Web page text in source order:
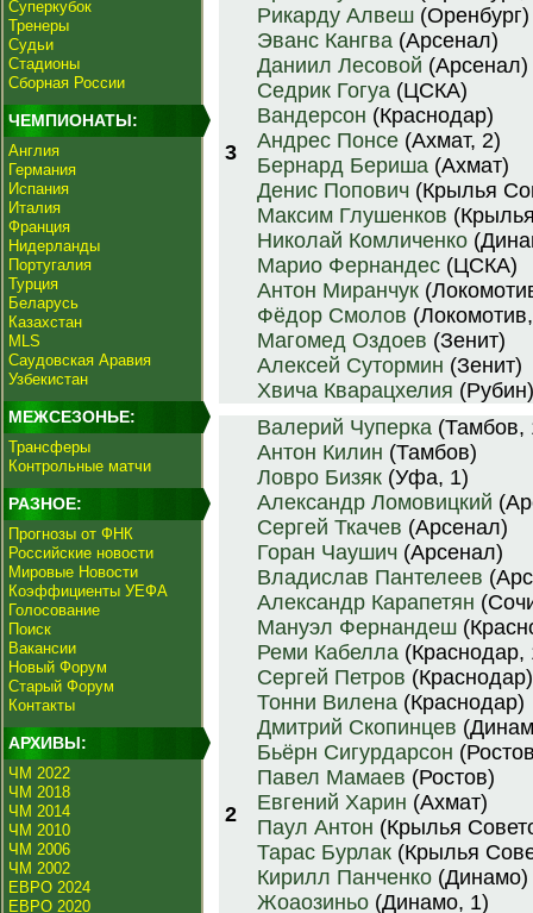
Суперкубок
Тренеры
Судьи
Стадионы
Сборная России
ЧЕМПИОНАТЫ:
Англия
Германия
Испания
Италия
Франция
Нидерланды
Португалия
Турция
Беларусь
Казахстан
MLS
Саудовская Аравия
Узбекистан
МЕЖСЕЗОНЬЕ:
Трансферы
Контрольные матчи
РАЗНОЕ:
Прогнозы от ФНК
Российские новости
Мировые Новости
Коэффициенты УЕФА
Голосование
Поиск
Вакансии
Новый Форум
Старый Форум
Контакты
АРХИВЫ:
ЧМ 2022
ЧМ 2018
ЧМ 2014
ЧМ 2010
ЧМ 2006
ЧМ 2002
ЕВРО 2024
ЕВРО 2020
3
Рикарду Алвеш (Оренбург)
Эванс Кангва (Арсенал)
Даниил Лесовой (Арсенал)
Седрик Гогуа (ЦСКА)
Вандерсон (Краснодар)
Андрес Понсе (Ахмат, 2)
Бернард Бериша (Ахмат)
Денис Попович (Крылья
Максим Глушенков
Николай Комличенко
Марио Фернандес (ЦСКА)
Антон Миранчук
Фёдор Смолов
Магомед Оздоев (Зенит)
Алексей Сутормин (Зенит)
Хвича Кварацхелия (Рубин)
2
Валерий Чуперка (Тамбов,
Антон Килин (Тамбов)
Ловро Бизяк (Уфа, 1)
Александр Ломовицкий
Сергей Ткачев (Арсенал)
Горан Чаушич (Арсенал)
Владислав Пантелеев
Александр Карапетян
Мануэл Фернандеш
Реми Кабелла (Краснодар,
Сергей Петров (Краснодар)
Тонни Вилена (Краснодар)
Дмитрий Скопинцев
Бьёрн Сигурдарсон
Павел Мамаев (Ростов)
Евгений Харин (Ахмат)
Паул Антон (Крылья
Тарас Бурлак (Крылья
Кирилл Панченко (Динамо)
Жоаозиньо (Динамо, 1)